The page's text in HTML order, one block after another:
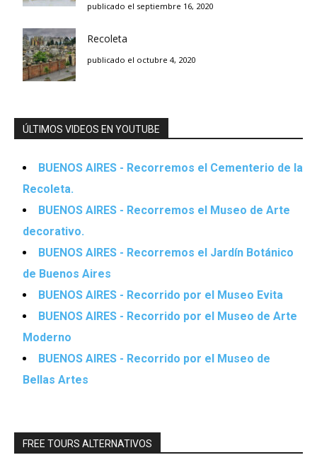
publicado el septiembre 16, 2020
Recoleta
publicado el octubre 4, 2020
ÚLTIMOS VIDEOS EN YOUTUBE
BUENOS AIRES - Recorremos el Cementerio de la
Recoleta.
BUENOS AIRES - Recorremos el Museo de Arte
decorativo.
BUENOS AIRES - Recorremos el Jardín Botánico
de Buenos Aires
BUENOS AIRES - Recorrido por el Museo Evita
BUENOS AIRES - Recorrido por el Museo de Arte
Moderno
BUENOS AIRES - Recorrido por el Museo de
Bellas Artes
FREE TOURS ALTERNATIVOS